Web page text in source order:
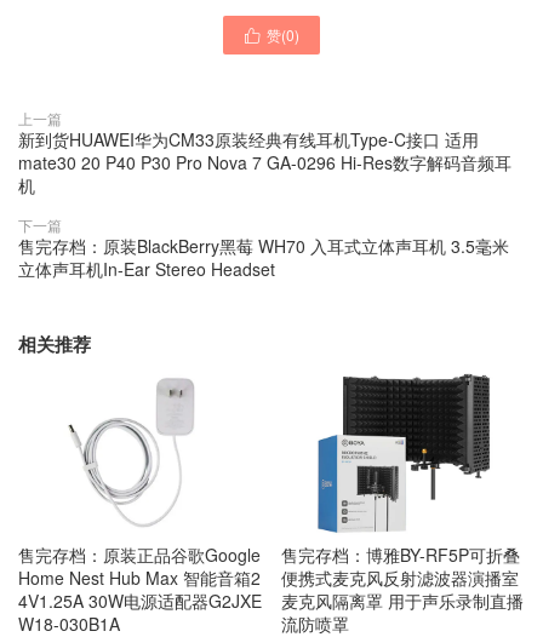
 赞(0)
上一篇
新到货HUAWEI华为CM33原装经典有线耳机Type-C接口 适用
mate30 20 P40 P30 Pro Nova 7 GA-0296 Hi-Res数字解码音频耳
机
下一篇
售完存档：原装BlackBerry黑莓 WH70 入耳式立体声耳机 3.5毫米
立体声耳机In-Ear Stereo Headset
相关推荐
售完存档：原装正品谷歌Google
Home Nest Hub Max 智能音箱2
4V1.25A 30W电源适配器G2JXE
W18-030B1A
售完存档：博雅BY-RF5P可折叠
便携式麦克风反射滤波器演播室
麦克风隔离罩 用于声乐录制直播
流防喷罩